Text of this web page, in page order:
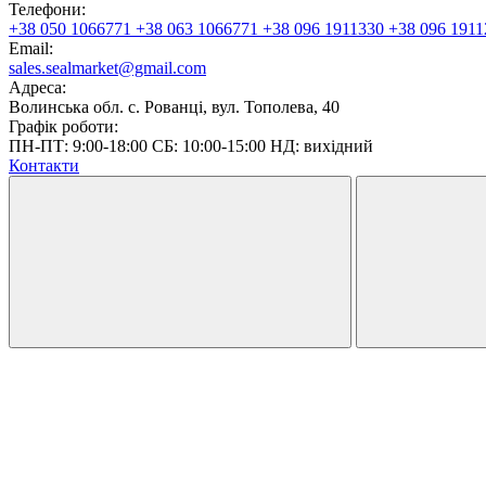
Телефони:
+38 050 1066771 +38 063 1066771 +38 096 1911330 +38 096
Email:
sales.sealmarket@gmail.com
Адреса:
Волинська обл. с. Рованці, вул. Тополева, 40
Графік роботи:
ПН-ПТ: 9:00-18:00 СБ: 10:00-15:00 НД: вихідний
Контакти